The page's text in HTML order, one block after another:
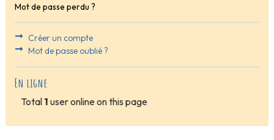
Mot de passe perdu ?
Créer un compte
Mot de passe oublié ?
En ligne
Total 1 user online on this page